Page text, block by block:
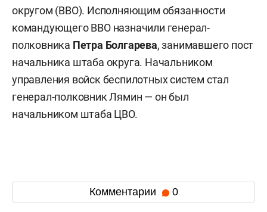
округом (ВВО). Исполняющим обязанности
командующего ВВО назначили генерал-
полковника Петра Болгарева, занимавшего пост
начальника штаба округа. Начальником
управления войск беспилотных систем стал
генерал-полковник Лямин — он был
начальником штаба ЦВО.
Комментарии 0